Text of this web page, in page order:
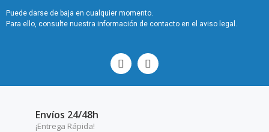
Puede darse de baja en cualquier momento.
Para ello, consulte nuestra información de contacto en el aviso legal.
Envíos 24/48h
¡Entrega Rápida!